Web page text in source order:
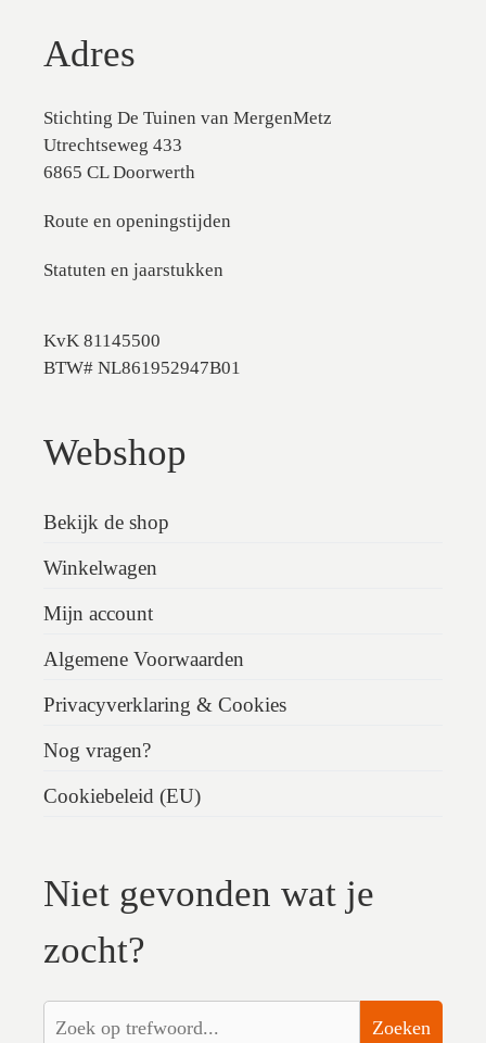
Adres
Stichting De Tuinen van MergenMetz
Utrechtseweg 433
6865 CL Doorwerth
Route en openingstijden
Statuten en jaarstukken
KvK 81145500
BTW# NL861952947B01
Webshop
Bekijk de shop
Winkelwagen
Mijn account
Algemene Voorwaarden
Privacyverklaring & Cookies
Nog vragen?
Cookiebeleid (EU)
Niet gevonden wat je
zocht?
Zoeken